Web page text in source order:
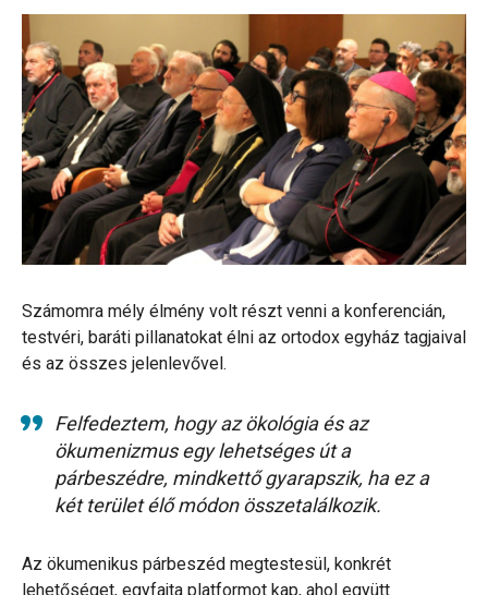
Számomra mély élmény volt részt venni a konferencián,
testvéri, baráti pillanatokat élni az ortodox egyház tagjaival
és az összes jelenlevővel.
Felfedeztem, hogy az ökológia és az
ökumenizmus egy lehetséges út a
párbeszédre, mindkettő gyarapszik, ha ez a
két terület élő módon összetalálkozik.
Az ökumenikus párbeszéd megtestesül, konkrét
lehetőséget, egyfajta platformot kap, ahol együtt